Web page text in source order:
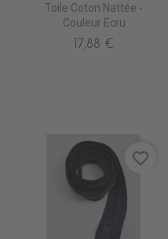
Toile Coton Nattée -
Couleur Ecru
17,88 €
favorite_border